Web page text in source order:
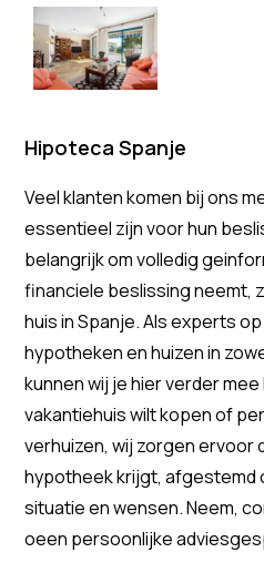
Hipoteca Spanje
Veel klanten komen bij ons
essentieel zijn voor hun
belangrijk om volledig
financiele beslissing neemt,
huis in Spanje. Als experts
hypotheken en huizen in
kunnen wij je hier verder
vakantiehuis wilt kopen of
verhuizen, wij zorgen ervoor
hypotheek krijgt, afgestemd
situatie en wensen. Neem,
oeen persoonlijke